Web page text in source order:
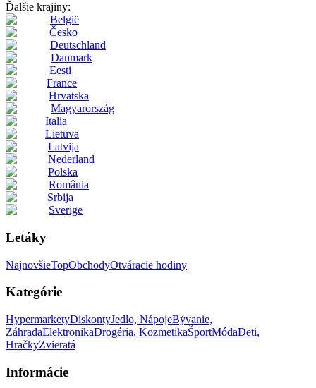
Ďalšie krajiny:
België
Česko
Deutschland
Danmark
Eesti
France
Hrvatska
Magyarország
Italia
Lietuva
Latvija
Nederland
Polska
România
Srbija
Sverige
Letáky
NajnovšieTopObchodyOtváracie hodiny
Kategórie
HypermarketyDiskontyJedlo, NápojeBývanie,
ZáhradaElektronikaDrogéria, KozmetikaŠportMódaDeti,
HračkyZvieratá
Informácie